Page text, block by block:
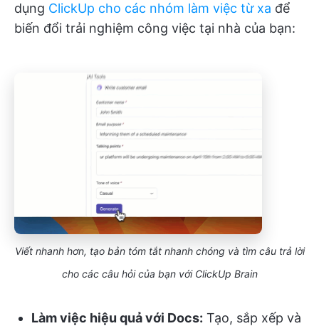
dụng ClickUp cho các nhóm làm việc từ xa để
biến đổi trải nghiệm công việc tại nhà của bạn:
Viết nhanh hơn, tạo bản tóm tắt nhanh chóng và tìm câu trả lời
cho các câu hỏi của bạn với ClickUp Brain
Làm việc hiệu quả với Docs: Tạo, sắp xếp và